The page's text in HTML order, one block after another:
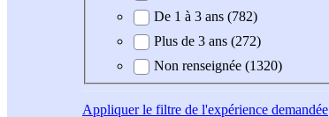
De 1 à 3 ans (782)
Plus de 3 ans (272)
Non renseignée (1320)
Appliquerle filtre de l'expérience demandée